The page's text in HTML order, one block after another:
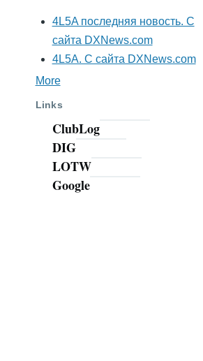
4L5A последняя новость. С
сайта DXNews.com
4L5A. С сайта DXNews.com
More
Links
ClubLog
DIG
LOTW
Google